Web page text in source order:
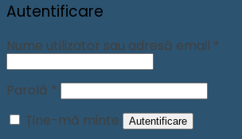
Autentificare
Nume utilizator sau adresă email *
Parolă * Obligatoriu
Ține-mă minte
Autentificare